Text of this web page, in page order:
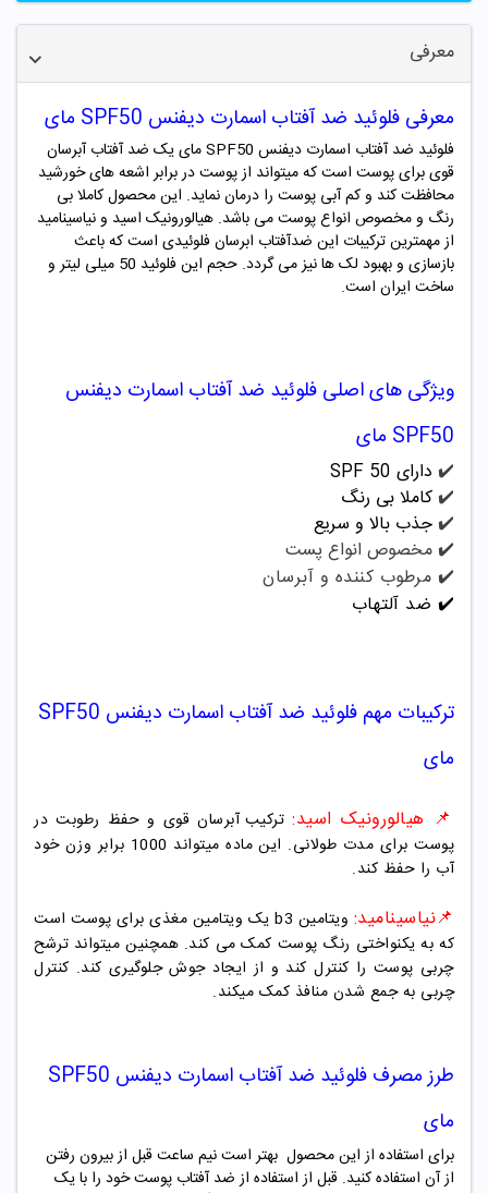
معرفی
معرفی فلوئید ضد آفتاب اسمارت دیفنس SPF50 مای
فلوئید ضد آفتاب اسمارت دیفنس SPF50 مای یک ضد آفتاب آبرسان
قوی برای پوست است که میتواند از پوست در برابر اشعه های خورشید
محافظت کند و کم آبی پوست را درمان نماید. این محصول کاملا بی
رنگ و مخصوص انواع پوست می باشد. هیالورونیک اسید و نیاسینامید
از مهمترین ترکیبات این ضدآفتاب ابرسان فلوئیدی است که باعث
بازسازی و بهبود لک ها نیز می گردد. حجم این فلوئید 50 میلی لیتر و
ساخت ایران است.
ویژگی های اصلی فلوئید ضد آفتاب اسمارت دیفنس
SPF50 مای
✔️ دارای SPF 50
✔️کاملا بی رنگ
✔️جذب بالا و سریع
✔️ مخصوص انواع پست
✔️ مرطوب کننده و آبرسان
✔️ ضد آلتهاب
ترکیبات مهم
فلوئید ضد آفتاب اسمارت دیفنس SPF50
مای
📌 هیالورونیک اسید: ترکیب آبرسان قوی و حفظ رطوبت در
پوست برای مدت طولانی. این ماده میتواند 1000 برابر وزن خود
آب را حفظ کند.
📌نیاسینامید:
ویتامین b3 یک ویتامین مغذی برای پوست است
که به یکنواختی رنگ پوست کمک می کند. همچنین میتواند ترشح
چربی پوست را کنترل کند و از ایجاد جوش جلوگیری کند. کنترل
چربی به جمع شدن منافذ کمک میکند.
طرز مصرف
فلوئید ضد آفتاب اسمارت دیفنس SPF50
مای
برای استفاده از این محصول بهتر است نیم ساعت قبل از بیرون رفتن
از آن استفاده کنید. قبل از استفاده از ضد آفتاب پوست خود را با یک